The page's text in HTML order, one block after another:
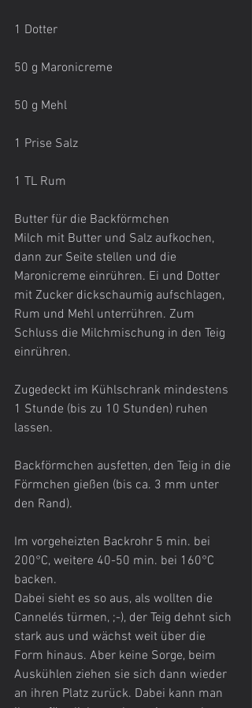
1 Dotter
50 g Maronicreme
50 g Mehl
1 Prise Salz
1 TL Rum
Butter für die Backförmchen
Milch mit Butter und Salz aufkochen,
dann zur Seite stellen und die
Maronicreme einrühren. Ei und Dotter
mit Zucker dickschaumig aufschlagen,
Rum und Mehl unterrühren. Zum
Schluss die Milchmischung in den Teig
einrühren.
Zugedeckt im Kühlschrank mindestens
1 Stunde (bis zu 10 Stunden) ruhen
lassen.
Backförmchen ausfetten, den Teig in die
Förmchen gießen (bis ca. 3 mm unter
den Rand).
Im vorgeheizten Backrohr 5 min. bei
200°C, weitere 40-50 min. bei 160°C
backen.
Dabei sieht es so aus, als wollten die
Cannelés türmen, ;-), der Teig dehnt sich
stark aus und wächst weit über die
Form hinaus. Aber keine Sorge, beim
Auskühlen ziehen sie sich dann wieder
an ihren Platz zurück. Dabei kann man